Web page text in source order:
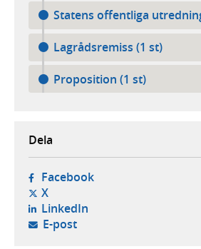
Statens offentliga
Lagrådsremiss (1 st)
Proposition (1 st)
Dela
Facebook- öppnas i ny flik,
X- öppnas i ny flik, extern
LinkedIn- öppnas i ny flik,
E-post- öppnar din e-